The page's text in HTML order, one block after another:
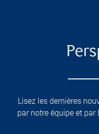
Lisez les dernières
par notre équipe et par